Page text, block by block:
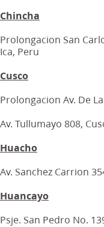
Chincha
Prolongacion San
Ica, Peru
Cusco
Prolongacion Av. De
Av. Tullumayo 808,
Huacho
Av. Sanchez Carrion
Huancayo
Psje. San Pedro No.